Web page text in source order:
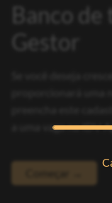
Banco de
Gestor
Se você deseja
proporcionará uma
preencha este
a uma vaga na IDV